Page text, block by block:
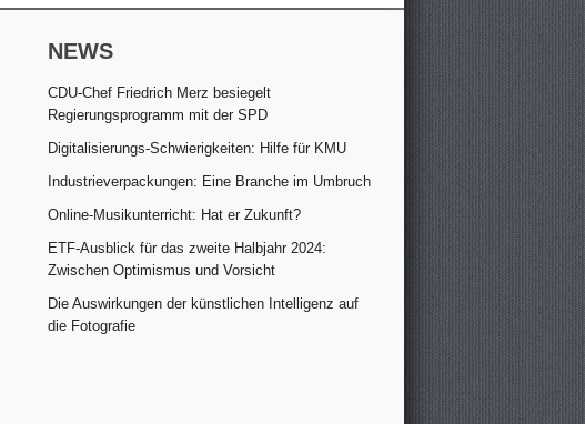
NEWS
CDU-Chef Friedrich Merz besiegelt
Regierungsprogramm mit der SPD
Digitalisierungs-Schwierigkeiten: Hilfe für KMU
Industrieverpackungen: Eine Branche im Umbruch
Online-Musikunterricht: Hat er Zukunft?
ETF-Ausblick für das zweite Halbjahr 2024:
Zwischen Optimismus und Vorsicht
Die Auswirkungen der künstlichen Intelligenz auf
die Fotografie